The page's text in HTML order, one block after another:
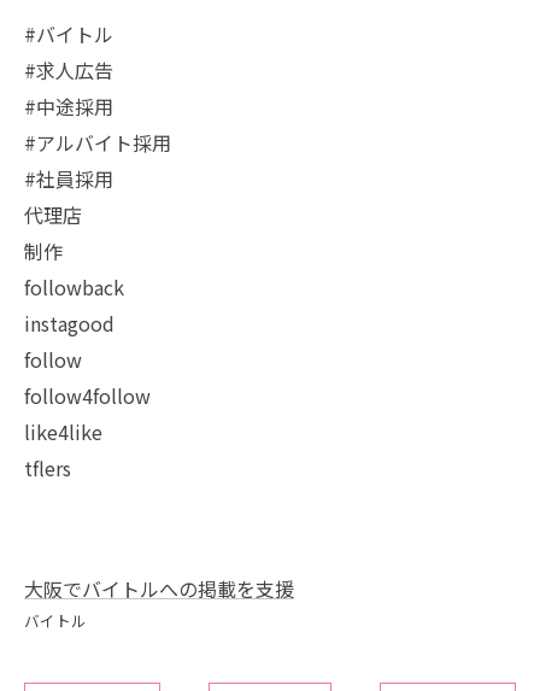
#バイトル
#求人広告
#中途採用
#アルバイト採用
#社員採用
代理店
制作
followback
instagood
follow
follow4follow
like4like
tflers
大阪でバイトルへの掲載を支援
バイトル